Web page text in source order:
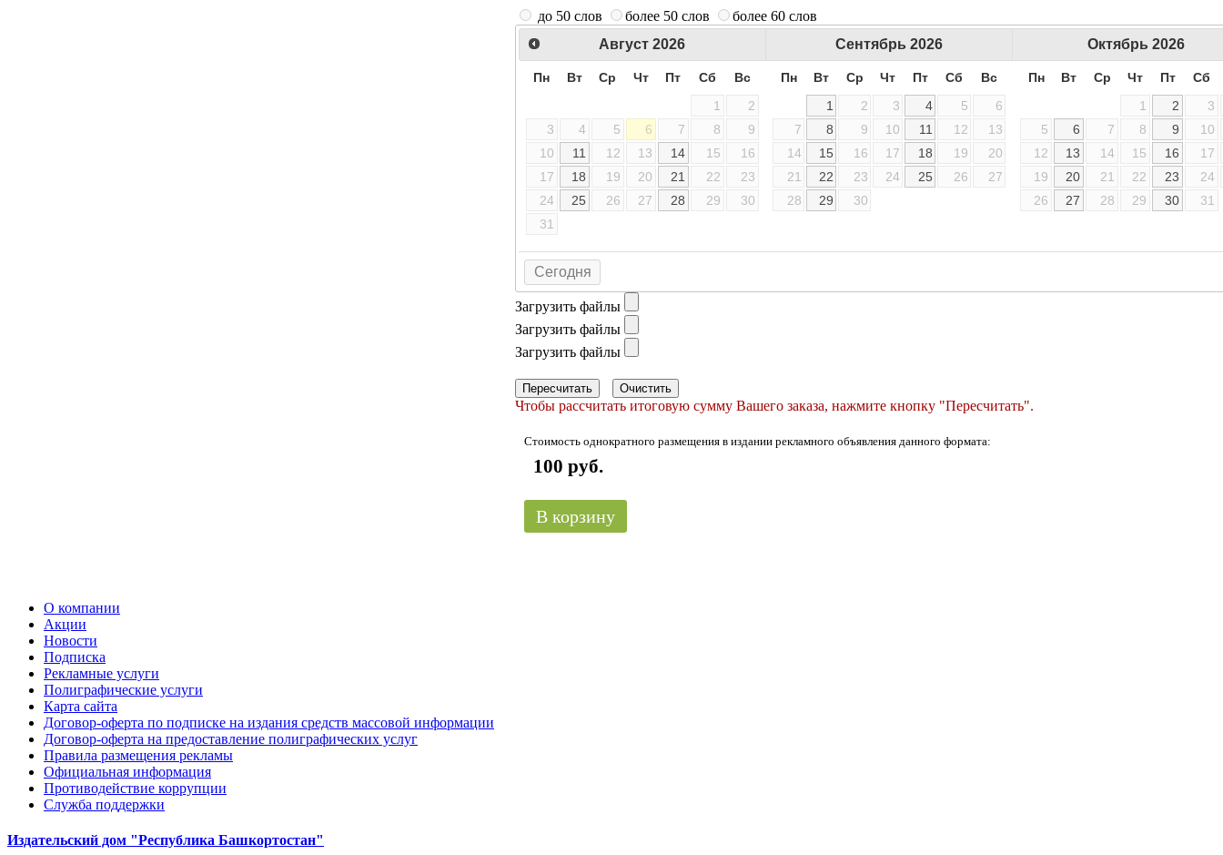
до 50 слов более 50 слов
более 60 слов
Август 2026
Пн Вт Ср Чт Пт Сб
Вс
1
2
3
4 5 6 7 8
9
10
11 12 13 14 15
16
17
18 19 20 21 22
23
24
25 26 27 28 29
30
31
Сентябрь 2026
Пн Вт Ср Чт Пт Сб
Вс
1
2 3 4 5
6
7
8 9 10 11 12
13
14
15 16 17 18 19
20
21
22 23 24 25 26
27
28
29 30
Октябрь 2026
Пн Вт Ср Чт Пт
Сб
1
2
3
5
6 7 8 9
10
12
13 14 15 16
17
19
20 21 22 23
24
26
27 28 29 30 31
Сегодня
Загрузить файлы
Загрузить файлы
Загрузить файлы
Пересчитать Очистить
Чтобы рассчитать итоговую сумму Вашего заказа, нажмите кнопку "Пересчитать".
Стоимость однократного размещения в издании рекламного объявления данного формата:
100 руб.
В корзину
О компании
Акции
Новости
Подписка
Рекламные услуги
Полиграфические услуги
Карта сайта
Договор-оферта по подписке на издания средств массовой информации
Договор-оферта на предоставление полиграфических услуг
Правила размещения рекламы
Официальная информация
Противодействие коррупции
Cлужба поддержки
Издательский дом "Республика Башкортостан"